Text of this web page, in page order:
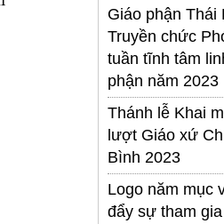
Giáo phận Thái
Truyền chức
tuần tĩnh tâm
phận năm 2023
Thánh lễ Khai
lượt Giáo xứ
Bình 2023
Logo năm mục
đẩy sự tham